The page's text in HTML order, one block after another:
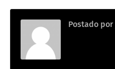
Postado por